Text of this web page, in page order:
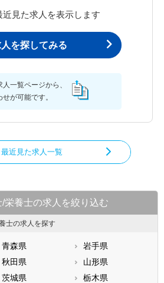
近見た求人を表示します
を探してみる
一覧ページから、
が可能です。
最近見た求人一覧
栄養士の求人を絞り込む
士の求人を探す
青森県
岩手県
秋田県
山形県
茨城県
栃木県